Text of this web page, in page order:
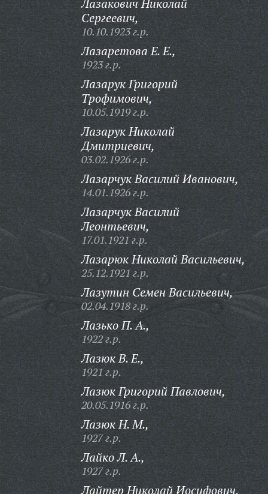
Лазакович Николай
Сергеевич,
10.10.1923 г.р.
Лазаретова Е. Е.,
1923 г.р.
Лазарук Григорий
Трофимович,
10.05.1919 г.р.
Лазарук Николай
Дмитриевич,
03.02.1926 г.р.
Лазарчук Василий Иванович,
14.01.1926 г.р.
Лазарчук Василий
Леонтьевич,
17.01.1921 г.р.
Лазарюк Николай Васильевич,
25.12.1921 г.р.
Лазутин Семен Васильевич,
02.04.1918 г.р.
Лазько П. А.,
1922 г.р.
Лазюк В. Е.,
1921 г.р.
Лазюк Григорий Павлович,
20.05.1916 г.р.
Лазюк Н. М.,
1927 г.р.
Лайко Л. А.,
1927 г.р.
Лайтер Николай Иосифович,